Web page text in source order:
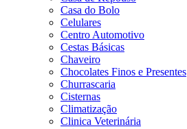
Casa do Bolo
Celulares
Centro Automotivo
Cestas Básicas
Chaveiro
Chocolates Finos e Presentes
Churrascaria
Cisternas
Climatização
Clinica Veterinária